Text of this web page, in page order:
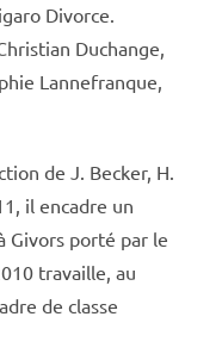
Divorce.
Duchange,
Lannefranque,
de J. Becker, H.
il encadre un
Givors porté par le
travaille, au
de classe